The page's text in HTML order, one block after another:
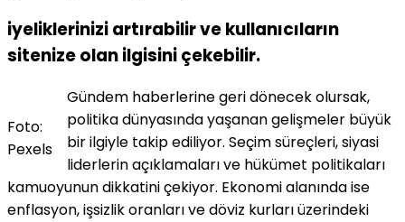
iyeliklerinizi artırabilir ve kullanıcıların
sitenize olan ilgisini çekebilir.
Foto:
Pexels
Gündem haberlerine geri dönecek olursak,
politika dünyasında yaşanan gelişmeler büyük
bir ilgiyle takip ediliyor. Seçim süreçleri, siyasi
liderlerin açıklamaları ve hükümet politikaları
kamuoyunun dikkatini çekiyor. Ekonomi alanında ise
enflasyon, işsizlik oranları ve döviz kurları üzerindeki